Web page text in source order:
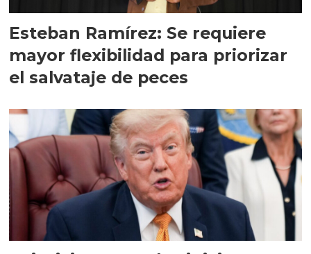
Esteban Ramírez: Se requiere
mayor flexibilidad para priorizar
el salvataje de peces